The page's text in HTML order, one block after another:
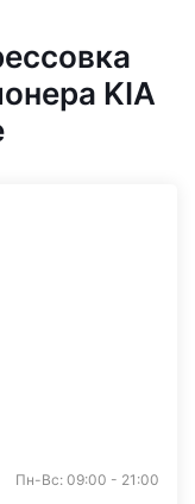
KIA
Пн-Вс: 09:00 - 21:00